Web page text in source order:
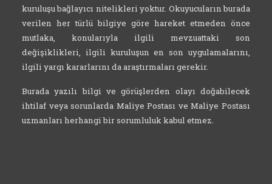
kuruluşu bağlayıcı nitelikleri yoktur. Okuyucuların burada
verilen her türlü bilgiye göre hareket etmeden önce
mutlaka, konularıyla ilgili mevzuattaki son
değişiklikleri, ilgili kuruluşun en son uygulamalarını,
ilgili yargı kararlarını da araştırmaları gerekir.
Burada yazılı bilgi ve görüşlerden olayı doğabilecek
ihtilaf veya sorunlarda Maliye Postası ve Maliye Postası
uzmanları herhangi bir sorumluluk kabul etmez.